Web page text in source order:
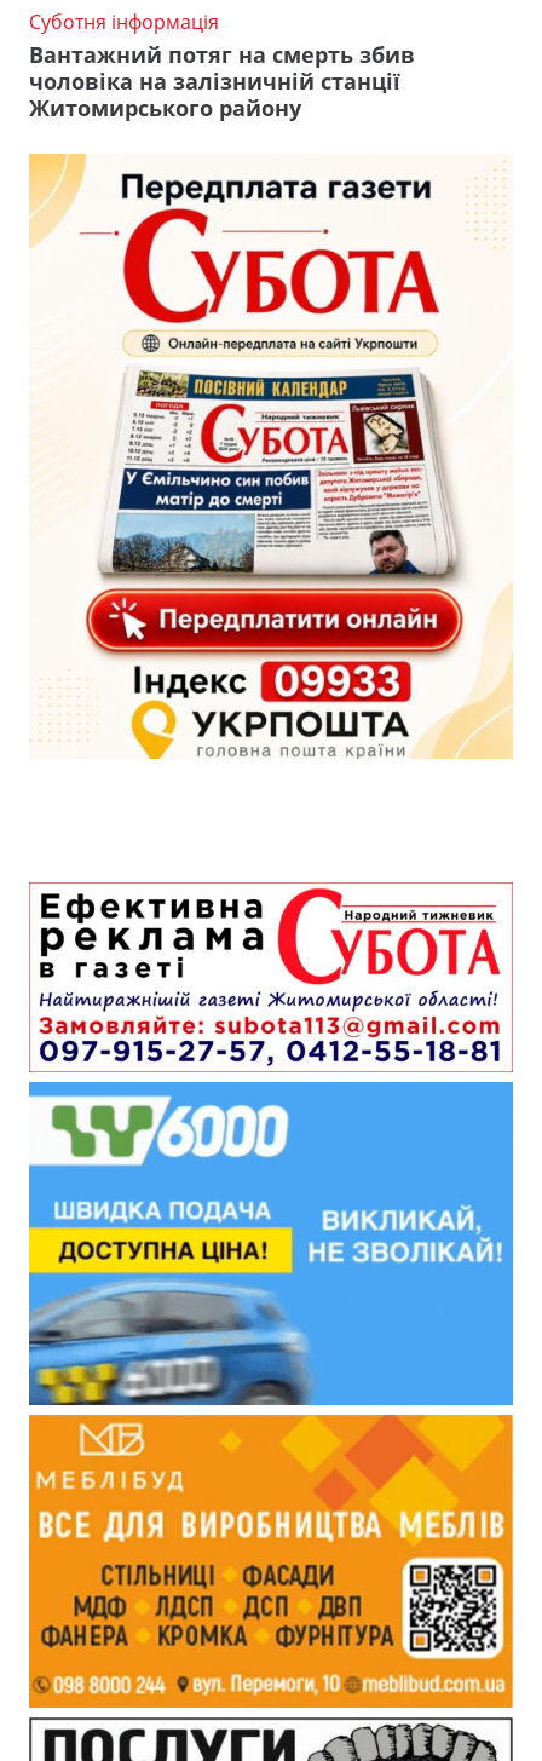
Суботня інформація
Вантажний потяг на смерть збив
чоловіка на залізничній станції
Житомирського району